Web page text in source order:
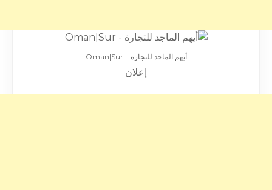
أيهم الماجد للتجارة – Oman|Sur
إعلان